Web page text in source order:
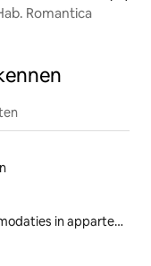
Romantica
Accommodaties in appartementen met diensten